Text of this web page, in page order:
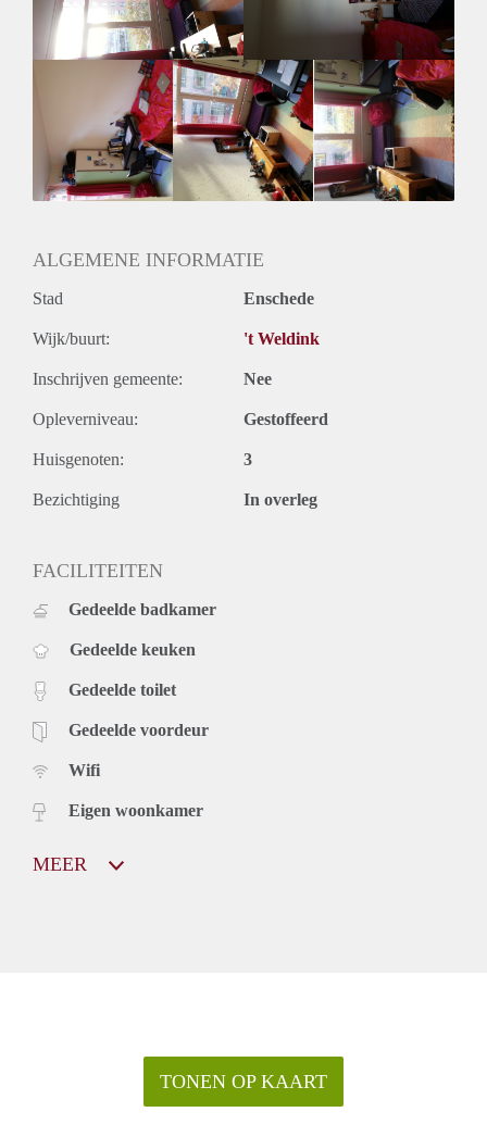
ALGEMENE INFORMATIE
Stad Enschede
Wijk/buurt: 't Weldink
Inschrijven gemeente: Nee
Opleverniveau: Gestoffeerd
Huisgenoten: 3
Bezichtiging In overleg
FACILITEITEN
Gedeelde badkamer
Gedeelde keuken
Gedeelde toilet
Gedeelde voordeur
Wifi
Eigen woonkamer
MEER
TONEN OP KAART